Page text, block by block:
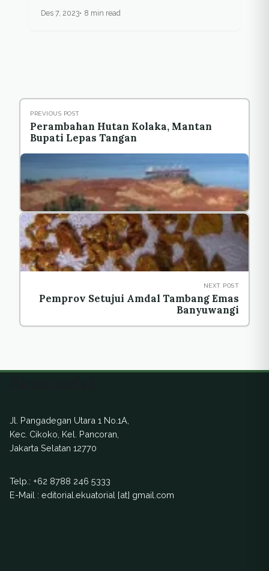
Des 7, 2023 8 min read
PREVIOUS POST
Perambahan Hutan Kolaka, Mantan
Bupati Lepas Tangan
NEXT POST
Pemprov Setujui Amdal Tambang Emas
Banyuwangi
Jl. Pangadegan Utara 1 No.1A,
Kec. Cikoko, Kel. Pancoran,
Jakarta Selatan 12770
Telp.: +62 8788 246 5333
E-Mail : editorial.ekuatorial [at] gmail.com